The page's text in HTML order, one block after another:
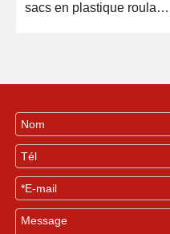
sacs en plastique roulant